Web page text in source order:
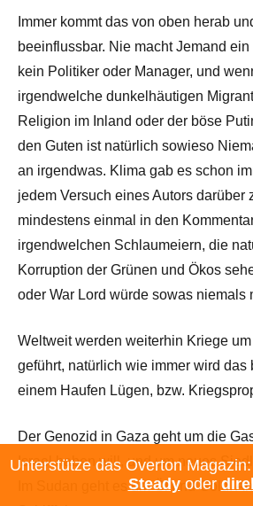
Immer kommt das von oben herab
beeinflussbar. Nie macht Jemand
kein Politiker oder Manager, und
irgendwelche dunkelhäutigen
Religion im Inland oder der böse
den Guten ist natürlich sowieso
an irgendwas. Klima gab es schon
jedem Versuch eines Autors darüber
mindestens einmal in den
irgendwelchen Schlaumeiern, die
Korruption der Grünen und Ökos
oder War Lord würde sowas niemals
Weltweit werden weiterhin Kriege
geführt, natürlich wie immer wird das
einem Haufen Lügen, bzw.
Der Genozid in Gaza geht um die
Israel haben will, und um neues
Im Sudan geht es um Öl und Gold.
Unterstütze das Overton
Steadyoder